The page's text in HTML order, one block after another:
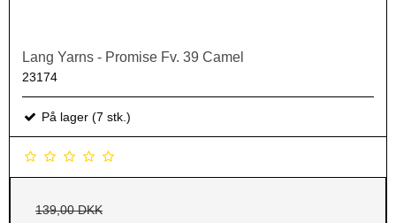
Lang Yarns - Promise Fv. 39 Camel
23174
På lager (7 stk.)
139,00 DKK